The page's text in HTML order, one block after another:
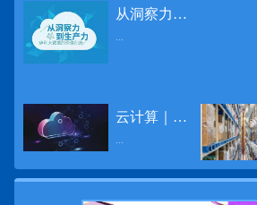
从洞察力到生产力 伊利大数据的价值创造
...
云计算｜边缘计算将为物联网行业带来巨大增长
...